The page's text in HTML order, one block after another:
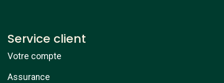
Service client
Votre compte
Assurance